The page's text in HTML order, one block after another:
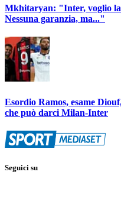
Mkhitaryan: "Inter, voglio
Nessuna garanzia, ma..."
Esordio Ramos, esame
che può darci Milan-Inter
Seguici su